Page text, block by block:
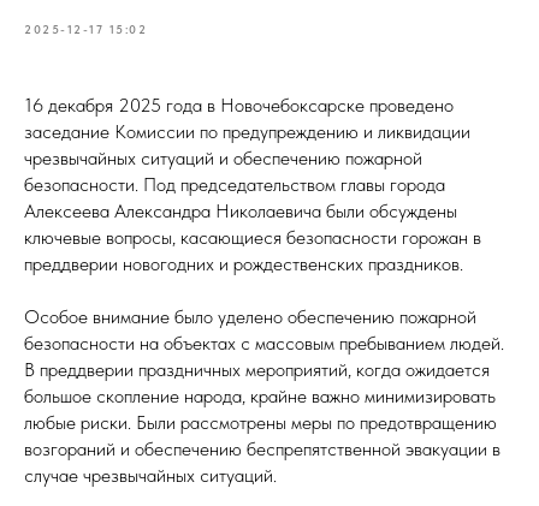
2025-12-17 15:02
16 декабря 2025 года в Новочебоксарске проведено
заседание Комиссии по предупреждению и ликвидации
чрезвычайных ситуаций и обеспечению пожарной
безопасности. Под председательством главы города
Алексеева Александра Николаевича были обсуждены
ключевые вопросы, касающиеся безопасности горожан в
преддверии новогодних и рождественских праздников.
Особое внимание было уделено обеспечению пожарной
безопасности на объектах с массовым пребыванием людей.
В преддверии праздничных мероприятий, когда ожидается
большое скопление народа, крайне важно минимизировать
любые риски. Были рассмотрены меры по предотвращению
возгораний и обеспечению беспрепятственной эвакуации в
случае чрезвычайных ситуаций.